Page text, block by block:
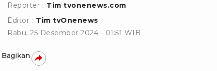
Reporter : Tim tvonenews.com
Editor : Tim tvOnenews
Rabu, 25 Desember 2024 - 01:51 WIB
Bagikan